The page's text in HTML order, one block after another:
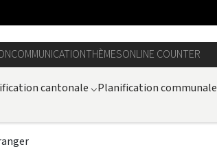
COMMUNICATIONTHÈMESONLINE COUNTER
cantonale ⌵Planification communale